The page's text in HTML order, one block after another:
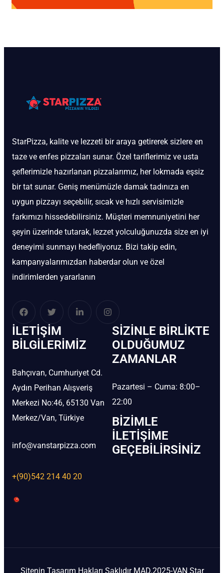
StarPizza, kalite ve lezzeti bir araya getirerek sizlere en
taze ve enfes pizzaları sunar. Özel tariflerimiz ve usta
şeflerimizle hazırlanan pizzalarımız, her lokmada eşsiz
bir tat sunar. Geniş menümüzle damak tadınıza en
uygun pizzayı seçebilir, sıcak ve hızlı servisimizle
farkımızı hissedebilirsiniz. Müşteri memnuniyetini her
şeyin üzerinde tutarak, lezzet yolculuğunuzda size en iyi
deneyimi sunmayı hedefliyoruz. Bizi takip edin,
kampanyalarımızdan haberdar olun ve özel
indirimlerden yararlanın
İLETIŞIM
BİLGILERIMIZ
Bahçıvan, Cumhuriyet Cd.
Aydın Perihan Alışveriş
Merkezi No:46, 65130 Van
Merkez/Van, Türkiye
info@vanstarpizza.com
+(90)542 214 40 20
SIZINLE BIRLIKTE
OLDUĞUMUZ
ZAMANLAR
Pazartesi – Cuma: 8:00–
22:00
BIZIMLE
İLETIŞIME
GEÇEBILIRSINIZ
Sitenin Tasarım Hakları Saklıdır MAD.2025-VAN Star